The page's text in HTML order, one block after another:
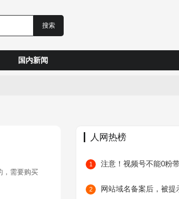
国内新闻
，需要购买
人网热榜
1
2 网站域名备案后，被提